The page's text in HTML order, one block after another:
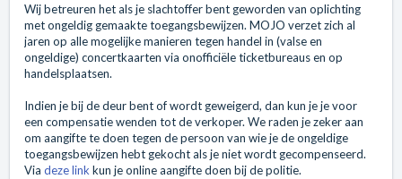
Wij betreuren het als je slachtoffer bent geworden van oplichting
met ongeldig gemaakte toegangsbewijzen. MOJO verzet zich al
jaren op alle mogelijke manieren tegen handel in (valse en
ongeldige) concertkaarten via onofficiële ticketbureaus en op
handelsplaatsen.
Indien je bij de deur bent of wordt geweigerd, dan kun je je voor
een compensatie wenden tot de verkoper. We raden je zeker aan
om aangifte te doen tegen de persoon van wie je de ongeldige
toegangsbewijzen hebt gekocht als je niet wordt gecompenseerd.
Via deze linkkun je online aangifte doen bij de politie.